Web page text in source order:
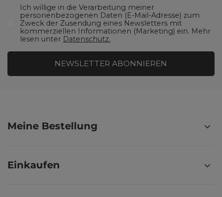
Ich willige in die Verarbeitung meiner
personenbezogenen Daten (E-Mail-Adresse) zum
Zweck der Zusendung eines Newsletters mit
kommerziellen Informationen (Marketing) ein. Mehr
lesen unter Datenschutz.
NEWSLETTER ABONNIEREN
Meine Bestellung
Einkaufen